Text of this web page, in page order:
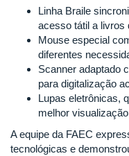
Linha Braile
acesso tátil a livros
Mouse especial
diferentes
Scanner adaptado
para digitalização
Lupas eletrônicas,
melhor visualização
A equipe da FAEC
tecnológicas e